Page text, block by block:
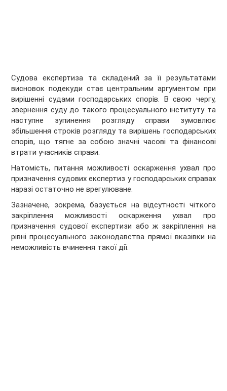
Судова експертиза та складений за її результатами
висновок подекуди стає центральним аргументом при
вирішенні судами господарських спорів. В свою чергу,
звернення суду до такого процесуального інституту та
наступне зупинення розгляду справи зумовлює
збільшення строків розгляду та вирішень господарських
спорів, що тягне за собою значні часові та фінансові
втрати учасників справи.
Натомість, питання можливості оскарження ухвал про
призначення судових експертиз у господарських справах
наразі остаточно не врегулюване.
Зазначене, зокрема, базується на відсутності чіткого
закріплення можливості оскарження ухвал про
призначення судової експертизи або ж закріплення на
рівні процесуального законодавства прямої вказівки на
неможливість вчинення такої дії.